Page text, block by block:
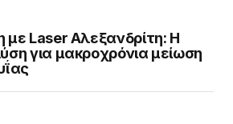
με Laser Αλεξανδρίτη: Η
για μακροχρόνια μείωση